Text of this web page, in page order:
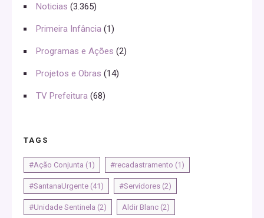
Noticias (3.365)
Primeira Infância (1)
Programas e Ações (2)
Projetos e Obras (14)
TV Prefeitura (68)
TAGS
#Ação Conjunta (1) #recadastramento (1)
#SantanaUrgente (41) #Servidores (2)
#Unidade Sentinela (2) Aldir Blanc (2)